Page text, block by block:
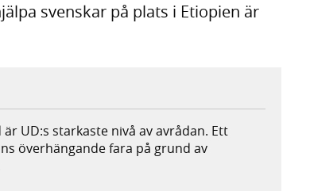
svenskar på plats i Etiopien är
UD:s starkaste nivå av avrådan. Ett
överhängande fara på grund av